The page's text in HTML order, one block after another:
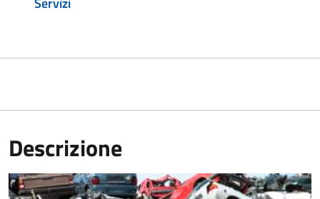
Descrizione